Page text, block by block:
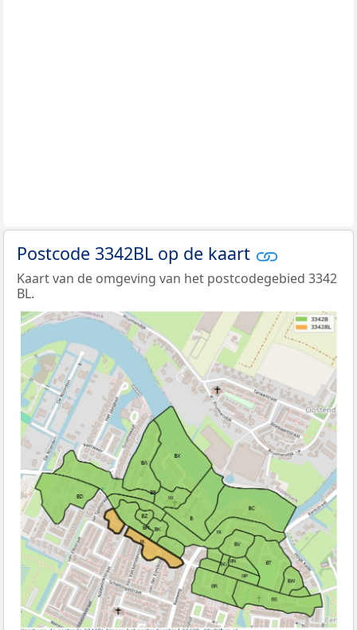
Postcode 3342BL op de kaart
Kaart van de omgeving van het postcodegebied 3342
BL.